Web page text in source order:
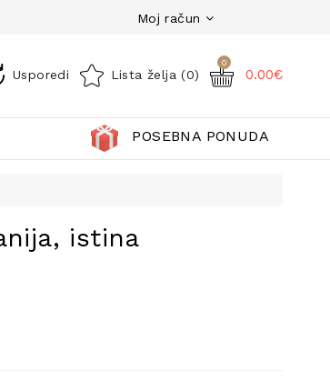
Moj račun
Usporedi Lista želja (0)
0
0.00€
POSEBNA PONUDA
istina